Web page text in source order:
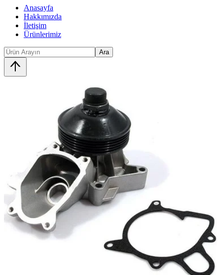
Anasayfa
Hakkımızda
İletişim
Ürünlerimiz
Ara